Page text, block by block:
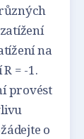
na
= -1.
provést
o